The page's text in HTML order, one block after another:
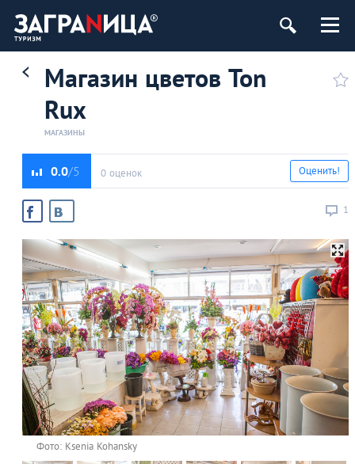
Магазин цветов Ton
Rux
МАГАЗИНЫ
0.0 0 оценок
1
Оценить!
Фото: Ksenia Kohansky